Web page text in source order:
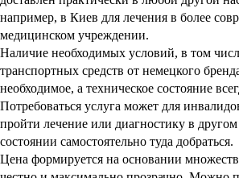
Кількість оцінок: 3
Контакты
(096) 597-33-31
+38 (095) 597-33-31
Адрес